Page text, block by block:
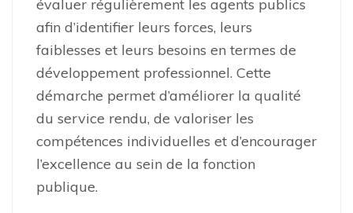
évaluer régulièrement les agents publics
afin d’identifier leurs forces, leurs
faiblesses et leurs besoins en termes de
développement professionnel. Cette
démarche permet d’améliorer la qualité
du service rendu, de valoriser les
compétences individuelles et d’encourager
l’excellence au sein de la fonction
publique.